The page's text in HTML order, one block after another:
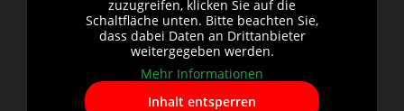
zuzugreifen, klicken Sie auf die
Schaltfläche unten. Bitte beachten Sie,
dass dabei Daten an Drittanbieter
weitergegeben werden.
Mehr Informationen
Inhalt entsperren